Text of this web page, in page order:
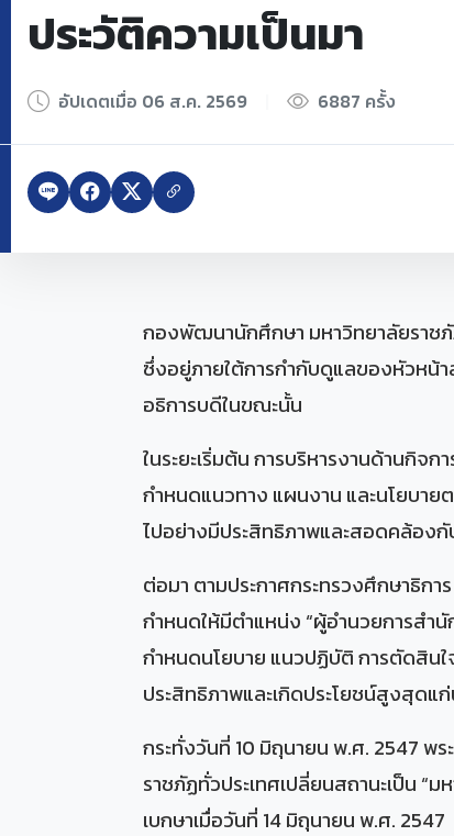
ประวัติความเป็นมา
อัปเดตเมื่อ 06 ส.ค. 2569 6887 ครั้ง
กองพัฒนานักศึกษา มหาวิทยาลัยราช
ซึ่งอยู่ภายใต้การกำกับดูแลของหัวหน้
อธิการบดีในขณะนั้น
ในระยะเริ่มต้น การบริหารงานด้านกิ
กำหนดแนวทาง แผนงาน และนโยบา
ไปอย่างมีประสิทธิภาพและสอดคล้อง
ต่อมา ตามประกาศกระทรวงศึกษาธิก
กำหนดให้มีตำแหน่ง “ผู้อำนวยการสำ
กำหนดนโยบาย แนวปฏิบัติ การตัดสินใ
ประสิทธิภาพและเกิดประโยชน์สูงสุดแ
กระทั่งวันที่ 10 มิถุนายน พ.ศ. 2547 พ
ราชภัฏทั่วประเทศเปลี่ยนสถานะเป็น
เบกษาเมื่อวันที่ 14 มิถุนายน พ.ศ. 2547